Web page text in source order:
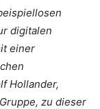
digitalen
einer
Hollander,
zu dieser